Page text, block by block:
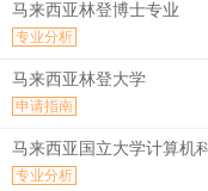
马来西亚林登博士专业
专业分析
马来西亚林登大学
申请指南
马来西亚国立大学计算机
专业分析